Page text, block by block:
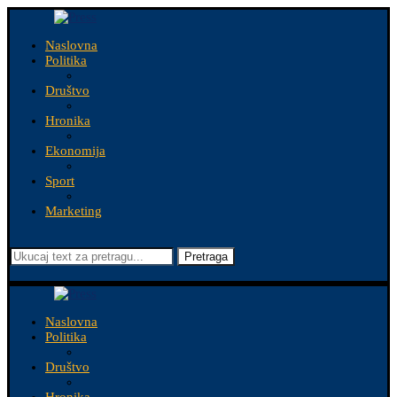
Naslovna
Politika
Društvo
Hronika
Ekonomija
Sport
Marketing
Pretraga
Naslovna
Politika
Društvo